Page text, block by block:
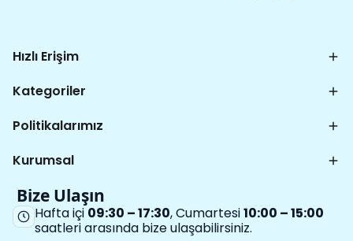
Hızlı Erişim
Kategoriler
Politikalarımız
Kurumsal
Bize Ulaşın
Hafta içi 09:30 – 17:30, Cumartesi10:00 – 15:00
saatleri arasında bize ulaşabilirsiniz.